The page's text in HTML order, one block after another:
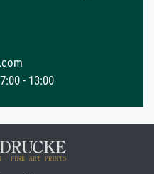
- 13:00